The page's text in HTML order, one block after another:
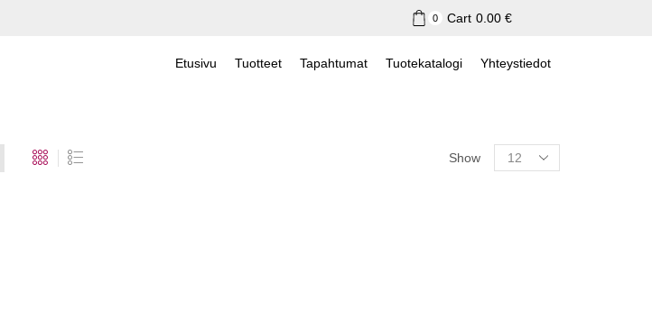
0 Cart 0.00 €
Etusivu Tuotteet Tapahtumat Tuotekatalogi Yhteystiedot
Show